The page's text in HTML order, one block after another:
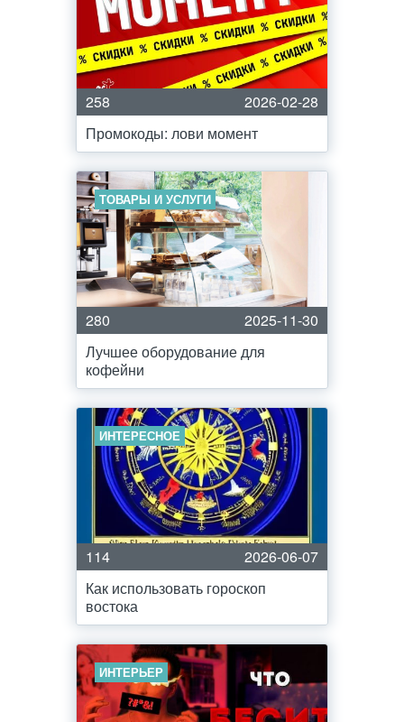
258
2026-02-28
Промокоды: лови момент
ТОВАРЫ И УСЛУГИ
280
2025-11-30
Лучшее оборудование для
кофейни
ИНТЕРЕСНОЕ
114
2026-06-07
Как использовать гороскоп
востока
ИНТЕРЬЕР